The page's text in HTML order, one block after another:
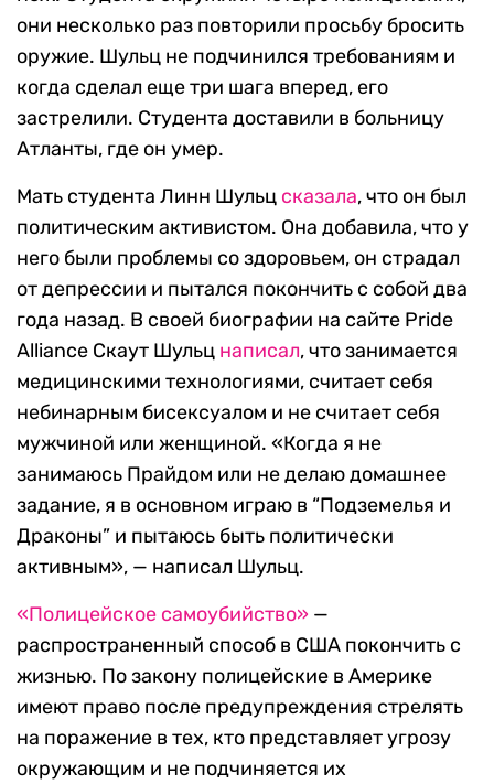
они несколько раз повторили просьбу бросить
оружие. Шульц не подчинился требованиям и
когда сделал еще три шага вперед, его
застрелили. Студента доставили в больницу
Атланты, где он умер.
Мать студента Линн Шульц сказала, что он был
политическим активистом. Она добавила, что у
него были проблемы со здоровьем, он страдал
от депрессии и пытался покончить с собой два
года назад. В своей биографии на сайте Pride
Alliance Скаут Шульц написал, что занимается
медицинскими технологиями, считает себя
небинарным бисексуалом и не считает себя
мужчиной или женщиной. «Когда я не
занимаюсь Прайдом или не делаю домашнее
задание, я в основном играю в “Подземелья и
Драконы” и пытаюсь быть политически
активным», — написал Шульц.
«Полицейское самоубийство» —
распространенный способ в США покончить с
жизнью. По закону полицейские в Америке
имеют право после предупреждения стрелять
на поражение в тех, кто представляет угрозу
окружающим и не подчиняется их